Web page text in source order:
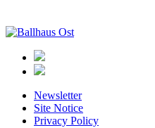
Newsletter
Site Notice
Privacy Policy